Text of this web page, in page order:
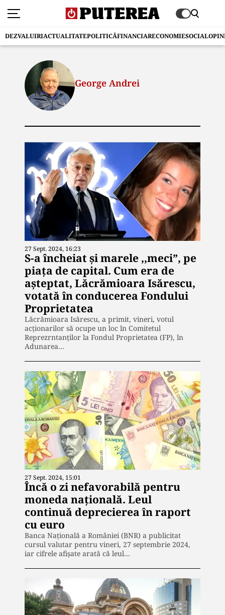
DEZVALUIRIACTUALITATEPOLITICĂFINANCIARECONOMIESOCIAL
George Andrei
27 Sept. 2024, 16:23
S-a încheiat și marele ,,meci”, pe
piața de capital. Cum era de
așteptat, Lăcrămioara Isărescu,
votată în conducerea Fondului
Proprietatea
Lăcrămioara Isărescu, a primit, vineri, votul
acționarilor să ocupe un loc în Comitetul
Reprezrntanților la Fondul Proprietatea (FP), în
Adunarea…
27 Sept. 2024, 15:01
Încă o zi nefavorabilă pentru
moneda națională. Leul
continuă deprecierea în raport
cu euro
Banca Naţională a României (BNR) a publicitat
cursul valutar pentru vineri, 27 septembrie 2024,
iar cifrele afişate arată că leul…